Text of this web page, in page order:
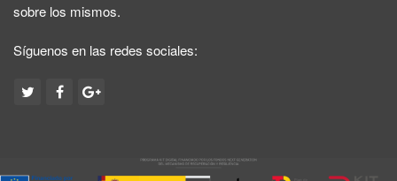
sobre los mismos.
Síguenos en las redes sociales: